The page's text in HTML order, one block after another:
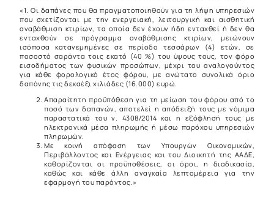
«1. Οι δαπάνες που θα πραγματοποιηθούν για τη λήψη υπηρεσιών
που σχετίζονται με την ενεργειακή, λειτουργική και αισθητική
αναβάθμιση κτιρίων, τα οποία δεν έχουν ήδη ενταχθεί ή δεν θα
ενταχθούν σε πρόγραμμα αναβάθμισης κτιρίων, μειώνουν
ισόποσα κατανεμημένες σε περίοδο τεσσάρων (4) ετών, σε
ποσοστό σαράντα τοις εκατό (40 %) του ύψους τους, τον φόρο
εισοδήματος των φυσικών προσώπων, μέχρι του αναλογούντος
για κάθε φορολογικό έτος φόρου, με ανώτατο συνολικά όριο
δαπάνης τις δεκαέξι χιλιάδες (16.000) ευρώ.
Απαραίτητη προϋπόθεση για τη μείωση του φόρου από το
ποσό των δαπανών, αποτελεί η απόδειξή τους με νόμιμα
παραστατικά του ν. 4308/2014 και η εξόφλησή τους με
ηλεκτρονικά μέσα πληρωμής ή μέσω παρόχου υπηρεσιών
πληρωμών.
Με κοινή απόφαση των Υπουργών Οικονομικών,
Περιβάλλοντος και Ενέργειας και του Διοικητή της ΑΑΔΕ,
καθορίζονται οι προϋποθέσεις, οι όροι, η διαδικασία,
καθώς και κάθε άλλη αναγκαία λεπτομέρεια για την
εφαρμογή του παρόντος.»